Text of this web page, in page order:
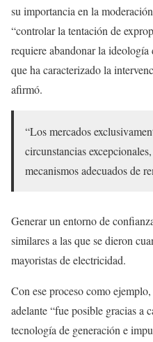
su importancia en la
“controlar la tentación de
requiere abandonar la
que ha caracterizado la
afirmó.
“Los mercados
circunstancias
mecanismos adecuados de
Generar un entorno de
similares a las que se dieron
mayoristas de electricidad.
Con ese proceso como
adelante “fue posible gracias a
tecnología de generación e